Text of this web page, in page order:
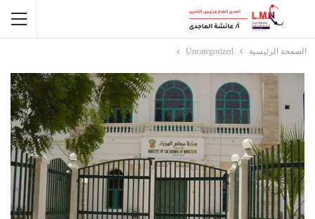
الصفحة الرئيسية Uncategorized